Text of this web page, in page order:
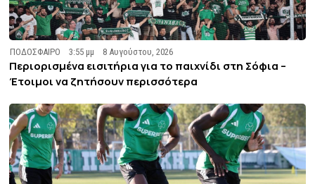
ΠΟΔΟΣΦΑΙΡΟ 3:55 μμ 8 Αυγούστου, 2026
Περιορισμένα εισιτήρια για το παιχνίδι στη Σόφια –
Έτοιμοι να ζητήσουν περισσότερα